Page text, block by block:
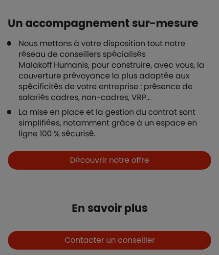
Un accompagnement sur-mesure
Nous mettons à votre disposition tout notre
réseau de conseillers spécialisés
Malakoff Humanis, pour construire, avec vous, la
couverture prévoyance la plus adaptée aux
spécificités de votre entreprise : présence de
salariés cadres, non-cadres, VRP…
La mise en place et la gestion du contrat sont
simplifiées, notamment grâce à un espace en
ligne 100 % sécurisé.
Boutons et liensDécouvrir notre offre
En savoir plus
Boutons
Boutons et liensContacter un conseiller